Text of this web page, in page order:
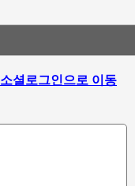
소셜로그인으로 이동